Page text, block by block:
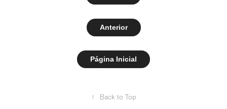
Anterior
Página Inicial
↑ Back to Top